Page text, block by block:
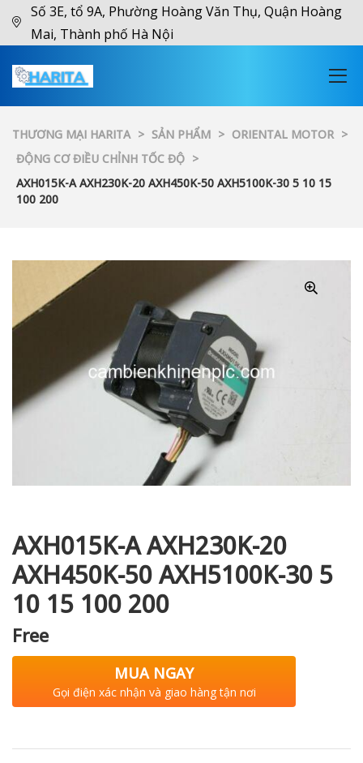
Số 3E, tổ 9A, Phường Hoàng Văn Thụ, Quận Hoàng
Mai, Thành phố Hà Nội
THƯƠNG MẠI HARITA > SẢN PHẨM > ORIENTAL MOTOR >
ĐỘNG CƠ ĐIỀU CHỈNH TỐC ĐỘ >
AXH015K-A AXH230K-20 AXH450K-50 AXH5100K-30 5 10 15
100 200
AXH015K-A AXH230K-20
AXH450K-50 AXH5100K-30 5
10 15 100 200
Free
MUA NGAY
Gọi điện xác nhận và giao hàng tận nơi